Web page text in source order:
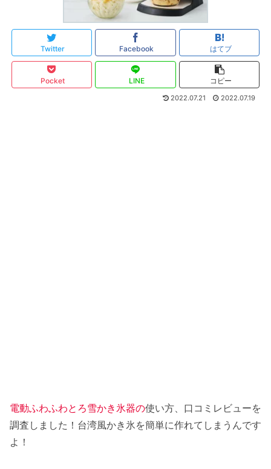
Twitter Facebook はてブ
Pocket LINE コピー
2022.07.21 2022.07.19
電動ふわふわとろ雪かき氷器の使い方、口コミレビューを
調査しました！台湾風かき氷を簡単に作れてしまうんです
よ！